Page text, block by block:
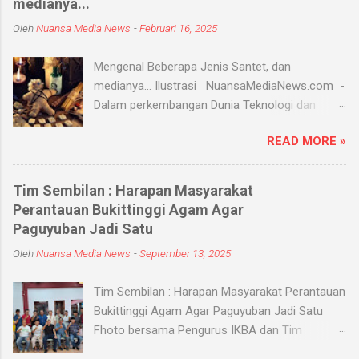
medianya...
OlehNuansa Media News -Februari 16, 2025
Mengenal Beberapa Jenis Santet, dan
medianya... Ilustrasi NuansaMediaNews.com -
Dalam perkembangan Dunia Teknologi dan
yang hingga saat ini masih ada dan berkembang
di masyarakat. Menurut Kamus Besar Bahasa
Indonesia (KBBI) santet berarti sihir, menyihir.
Ilmu Santet merupakan aliran ilmu hitam yang
digunakan untuk mengendalikan alam seperti
supranatural dari paranormal. Biasanya, santet
membahayakan orang lain. Banyak medium
yang digunakan oleh paranormal untuk
menyantet seseorang, diantaranya boneka,
READ MORE »
Tim Sembilan : Harapan Masyarakat
Perantauan Bukittinggi Agam Agar
Paguyuban Jadi Satu
OlehNuansa Media News -September 13, 2025
Tim Sembilan : Harapan Masyarakat Perantauan
Bukittinggi Agam Agar Paguyuban Jadi Satu
Fhoto bersama Pengurus IKBA dan Tim